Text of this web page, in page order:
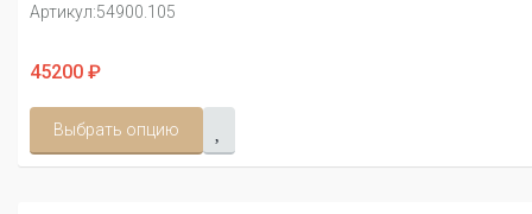
Артикул:54900.105
45200 ₽
Выбрать опцию